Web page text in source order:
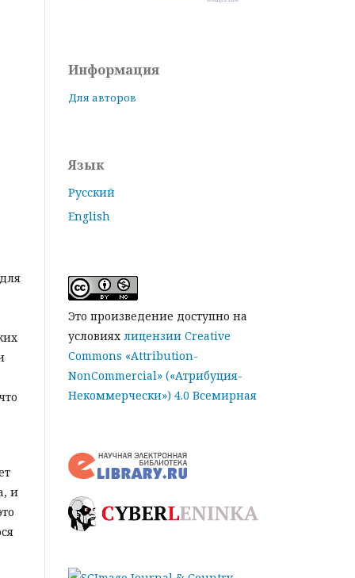
и
Информация
Для авторов
Язык
Русский
English
Это произведение доступно на
условиях лицензии Creative
Commons «Attribution-
NonCommercial» («Атрибуция-
Некоммерчески») 4.0 Всемирная